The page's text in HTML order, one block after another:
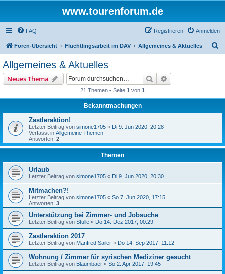
www.tourenforum.de
FAQ Anmelden
Registrieren
Foren-Übersicht Flüchtlingsarbeit im DAV Allgemeines & Aktuelles
Allgemeines & Aktuelles
Neues Thema Suche
21 Themen • Seite 1 von 1
Bekanntmachungen
Zastleraktion!
Letzter Beitrag von simone1705 « Di 9. Jun 2020, 20:28
Verfasst in Allgemeine Themen
Antworten: 2
Themen
Urlaub
Letzter Beitrag von simone1705 « Di 9. Jun 2020, 20:30
Mitmachen?!
Letzter Beitrag von simone1705 « So 7. Jun 2020, 17:15
Antworten: 3
Unterstützung bei Zimmer- und Jobsuche
Letzter Beitrag von Stulle « Do 14. Dez 2017, 00:29
Zastleraktion 2017
Letzter Beitrag von Manfred Sailer « Do 14. Sep 2017, 11:12
Wohnung / Zimmer für syrischen Mediziner gesucht
Letzter Beitrag von Blaumbaer « So 2. Apr 2017, 19:45